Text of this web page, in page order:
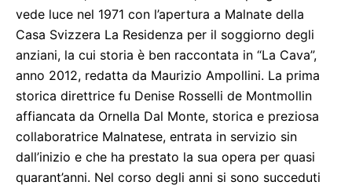
vede luce nel 1971 con l’apertura a Malnate della
Casa Svizzera La Residenza per il soggiorno degli
anziani, la cui storia è ben raccontata in “La Cava”,
anno 2012, redatta da Maurizio Ampollini. La prima
storica direttrice fu Denise Rosselli de Montmollin
affiancata da Ornella Dal Monte, storica e preziosa
collaboratrice Malnatese, entrata in servizio sin
dall’inizio e che ha prestato la sua opera per quasi
quarant’anni. Nel corso degli anni si sono succeduti